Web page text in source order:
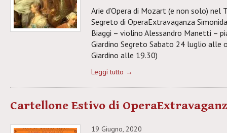
Arie d’Opera di Mozart (e non solo) nel
Segreto di OperaExtravaganza
Biaggi – violino Alessandro Manetti –
Giardino Segreto Sabato 24 luglio alle
Giardino alle 19.30)
Leggi tutto →
Cartellone Estivo di
19 Giugno, 2020